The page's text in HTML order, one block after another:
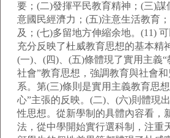
要；(二)發揮平民教育精神；(三)謀
意國民經濟力；(五)注意生活教育
及；(七)多留地方伸縮余地。(11)
充分反映了杜威教育思想的基本精
(一)、(四)、(五)條體現了實用主義“
社會”教育思想，強調教育與社會
系。第(三)條則是實用主義教育思
心”主張的反映。(二)、(六)則體現
性思想。從新學制的具體內容看，
法，從中學開始實行選科制，注重